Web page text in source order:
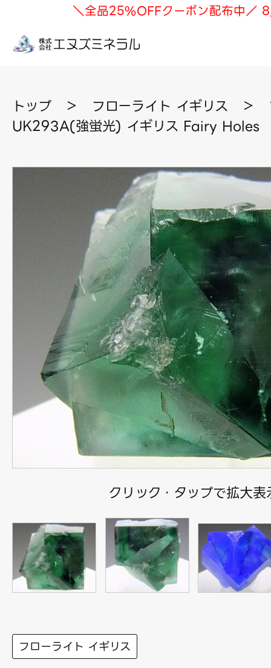
＼全品25%OFFクーポン配布中／
トップ ＞ フローライト イギリス ＞
UK293A(強蛍光) イギリス Fairy Holes
クリック・タップで拡大表
フローライト イギリス